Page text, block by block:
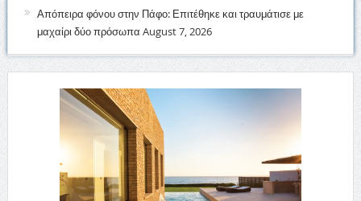
Απόπειρα φόνου στην Πάφο: Επιτέθηκε και τραυμάτισε με
μαχαίρι δύο πρόσωπα August 7, 2026